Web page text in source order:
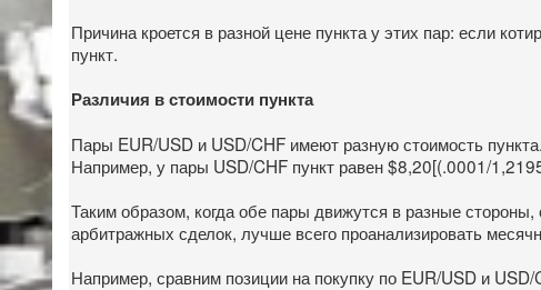
Причина кроется в разной цене пункта у этих пар: если
пункт.
Различия в стоимости пункта
Пары EUR/USD и USD/CHF имеют разную стоимость
Например, у пары USD/CHF пункт равен $8,20[(.0001/
Таким образом, когда обе пары движутся в разные
арбитражных сделок, лучше всего проанализировать
Например, сравним позиции на покупку по EUR/USD и USD/